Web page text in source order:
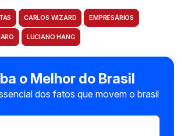
CARLOS WIZARD EMPRESÁRIOS
LUCIANO HANG
o Melhor do Brasil
dos fatos que movem o brasil